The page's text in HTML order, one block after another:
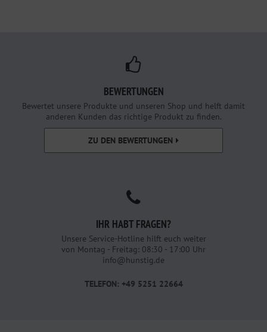
BEWERTUNGEN
Bewertet unsere Produkte und unseren Shop und helft damit
anderen Kunden das richtige Produkt zu finden.
ZU DEN BEWERTUNGEN
IHR HABT FRAGEN?
Unsere Service-Hotline hilft euch weiter
von Montag - Freitag: 08:30 - 17:00 Uhr
info@hunstig.de
TELEFON: +49 5251 22664